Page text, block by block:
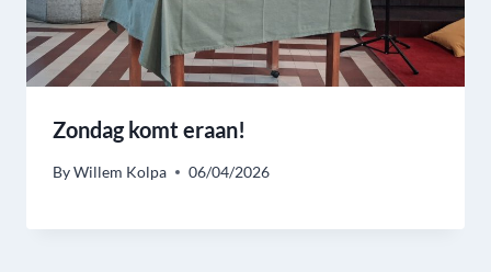
Zondag komt eraan!
ByWillem Kolpa 06/04/2026